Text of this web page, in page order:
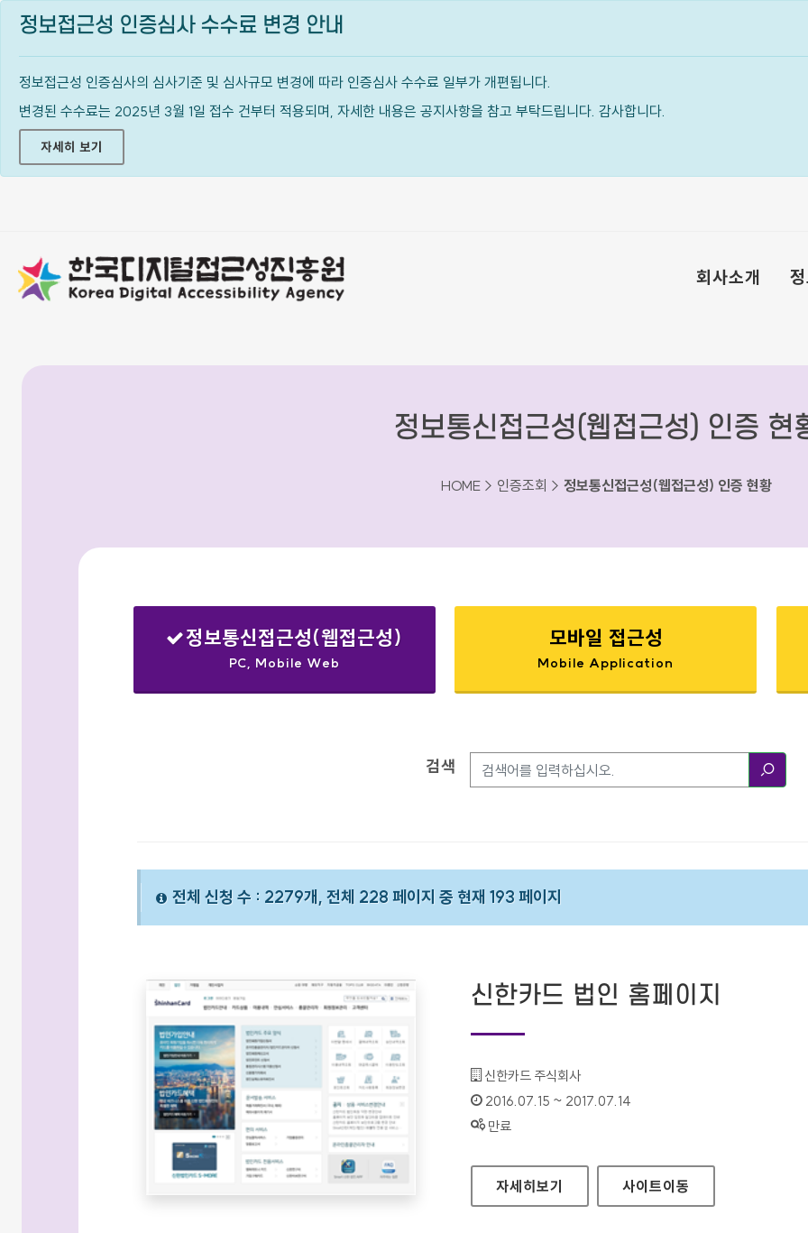
정보접근성 인증심사 수수료 변경 안내
정보접근성 인증심사의 심사기준 및 심사규모 변경에 따라 인증심사 수수료 일부가 개편됩니다.
변경된 수수료는 2025년 3월 1일 접수 건부터 적용되며, 자세한 내용은 공지사항을 참고 부탁드립니다. 감사합니다.
자세히 보기
회사소개
정보통신접근성(웹접근성) 인증 현
HOME > 인증조회 > 정보통신접근성(웹접근성) 인증 현황
정보통신접근성(웹접근성)
PC, Mobile Web
모바일 접근성
Mobile Application
검색
전체 신청 수 : 2279개, 전체 228 페이지 중 현재 193 페이지
신한카드 법인 홈페이지
기관명 :
신한카드 주식회사
인증기간 :
2016.07.15 ~ 2017.07.14
상태 :
만료
신한카드 법인 홈페이지
자세히보기 사이트이동